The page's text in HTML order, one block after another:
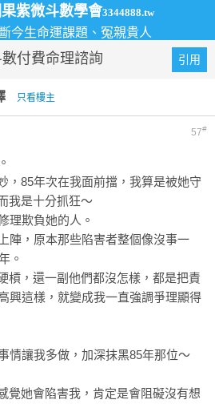
紫微斗數學會3344888.tw
今生命運課題、冤親貴人
引用
付費命理諮詢
只看樓主
57#
，85年次在我面前擋，我算是被她守
我是十分抓狂～
理欺負她的人。
陣，原本那些陷害者整個像沒事一
。
槓，還一副他們都沒怎樣，都是把責
興這樣，就變成我一直強調爭理顯得
情讓我多做，加深抹黑85年那位～
覺她會陷害我，肯定是會阻礙沒有想